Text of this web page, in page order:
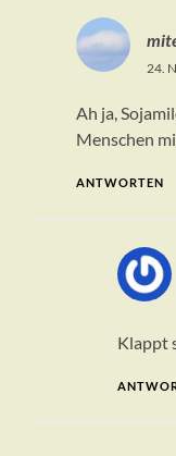
24.
Ah ja,
Menschen
ANTWORTEN
Klappt